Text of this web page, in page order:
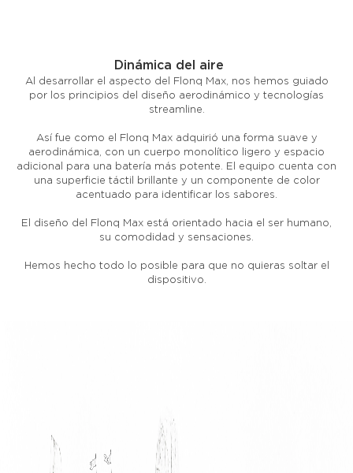
Dinámica del aire
Al desarrollar el aspecto del Flonq Max, nos hemos guiado
por los principios del diseño aerodinámico y tecnologías
streamline.
Así fue como el Flonq Max adquirió una forma suave y
aerodinámica, con un cuerpo monolítico ligero y espacio
adicional para una batería más potente. El equipo cuenta con
una superficie táctil brillante y un componente de color
acentuado para identificar los sabores.
El diseño del Flonq Max está orientado hacia el ser humano,
su comodidad y sensaciones.
Hemos hecho todo lo posible para que no quieras soltar el
dispositivo.